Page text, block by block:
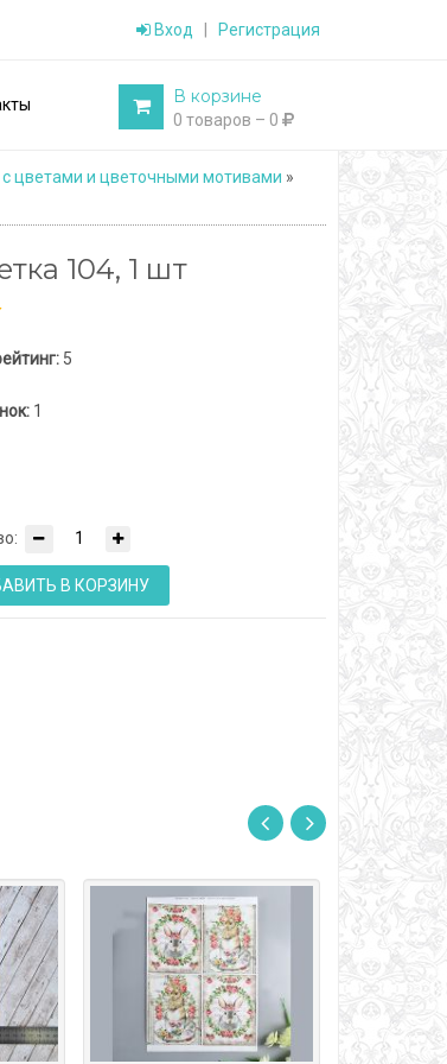
Вход Регистрация
В корзине
0 товаров – 0
цветами и цветочными мотивами »
104, 1 шт
5
1
В КОРЗИНУ